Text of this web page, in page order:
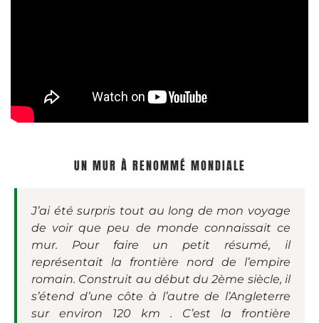
UN MUR À RENOMMÉ MONDIALE
J’ai été surpris tout au long de mon voyage
de voir que peu de monde connaissait ce
mur. Pour faire un petit résumé, il
représentait la frontière nord de l’empire
romain. Construit au début du 2ème siècle, il
s’étend d’une côte à l’autre de l’Angleterre
sur environ 120 km . C’est la frontière